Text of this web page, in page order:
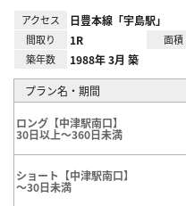
アクセス 日豊本線「宇島駅」
間取り 1R 面積
築年数 1988年 3月 築
プラン名・期間
ロング【中津駅南口】
30日以上～360日未満
ショート【中津駅南口】
～30日未満